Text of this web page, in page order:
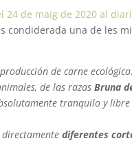
24 de maig de 2020 al
condiderada una de les
de carne
de las razasBruna
tranquilo y libre
directamentediferentes